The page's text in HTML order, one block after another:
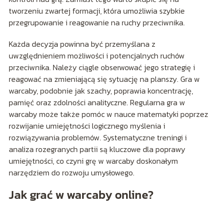
tworzeniu zwartej formacji, która umożliwia szybkie
przegrupowanie i reagowanie na ruchy przeciwnika.
Każda decyzja powinna być przemyślana z
uwzględnieniem możliwości i potencjalnych ruchów
przeciwnika. Należy ciągle obserwować jego strategię i
reagować na zmieniającą się sytuację na planszy. Gra w
warcaby, podobnie jak szachy, poprawia koncentrację,
pamięć oraz zdolności analityczne. Regularna gra w
warcaby może także pomóc w nauce matematyki poprzez
rozwijanie umiejętności logicznego myślenia i
rozwiązywania problemów. Systematyczne treningi i
analiza rozegranych partii są kluczowe dla poprawy
umiejętności, co czyni grę w warcaby doskonałym
narzędziem do rozwoju umysłowego.
Jak grać w warcaby online?